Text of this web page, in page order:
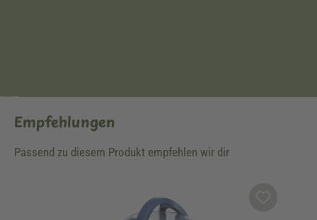
Empfehlungen
Passend zu diesem Produkt empfehlen wir dir